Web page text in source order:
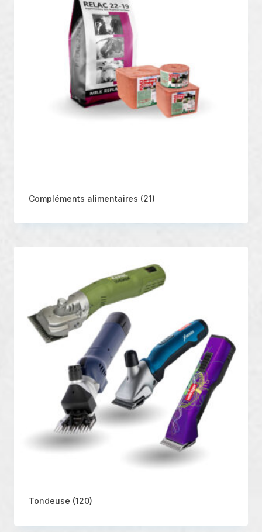
Compléments alimentaires (21)
Tondeuse (120)